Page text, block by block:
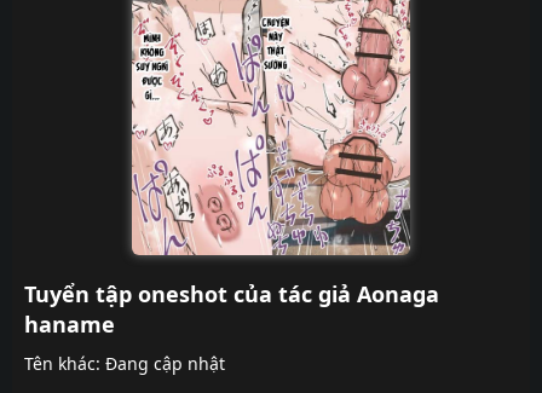
Tuyển tập oneshot của tác giả Aonaga
haname
Tên khác: Đang cập nhật